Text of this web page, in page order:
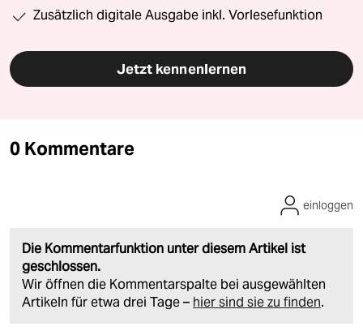
Zusätzlich digitale Ausgabe inkl. Vorlesefunktion
Jetzt kennenlernen
0 Kommentare
Die Kommentarfunktion unter diesem Artikel ist
geschlossen.
Wir öffnen die Kommentarspalte bei ausgewählten
Artikeln für etwa drei Tage – hier sind sie zu finden.
einloggen